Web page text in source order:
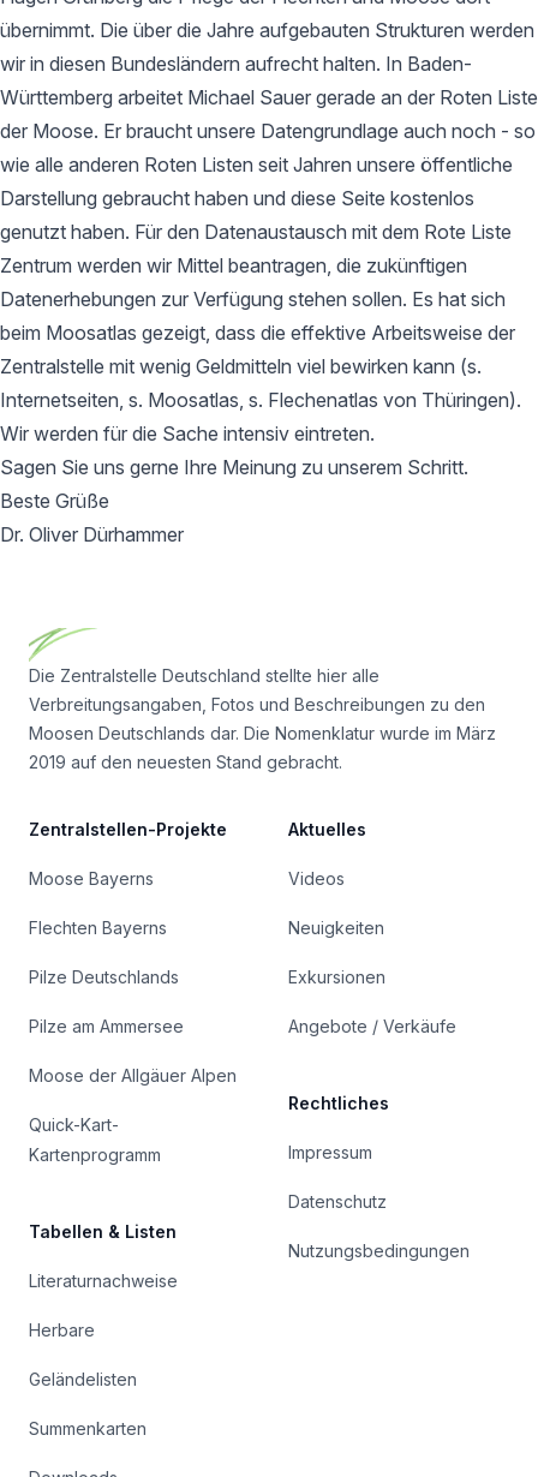
übernimmt. Die über die Jahre aufgebauten Strukturen werden
wir in diesen Bundesländern aufrecht halten. In Baden-
Württemberg arbeitet Michael Sauer gerade an der Roten Liste
der Moose. Er braucht unsere Datengrundlage auch noch - so
wie alle anderen Roten Listen seit Jahren unsere öffentliche
Darstellung gebraucht haben und diese Seite kostenlos
genutzt haben. Für den Datenaustausch mit dem Rote Liste
Zentrum werden wir Mittel beantragen, die zukünftigen
Datenerhebungen zur Verfügung stehen sollen. Es hat sich
beim Moosatlas gezeigt, dass die effektive Arbeitsweise der
Zentralstelle mit wenig Geldmitteln viel bewirken kann (s.
Internetseiten, s. Moosatlas, s. Flechenatlas von Thüringen).
Wir werden für die Sache intensiv eintreten.
Sagen Sie uns gerne Ihre Meinung zu unserem Schritt.
Beste Grüße
Dr. Oliver Dürhammer
Die Zentralstelle Deutschland stellte hier alle
Verbreitungsangaben, Fotos und Beschreibungen zu den
Moosen Deutschlands dar. Die Nomenklatur wurde im März
2019 auf den neuesten Stand gebracht.
Zentralstellen-Projekte
Moose Bayerns
Flechten Bayerns
Pilze Deutschlands
Pilze am Ammersee
Moose der Allgäuer Alpen
Quick-Kart-
Kartenprogramm
Tabellen & Listen
Literaturnachweise
Herbare
Geländelisten
Summenkarten
Aktuelles
Videos
Neuigkeiten
Exkursionen
Angebote / Verkäufe
Rechtliches
Impressum
Datenschutz
Nutzungsbedingungen